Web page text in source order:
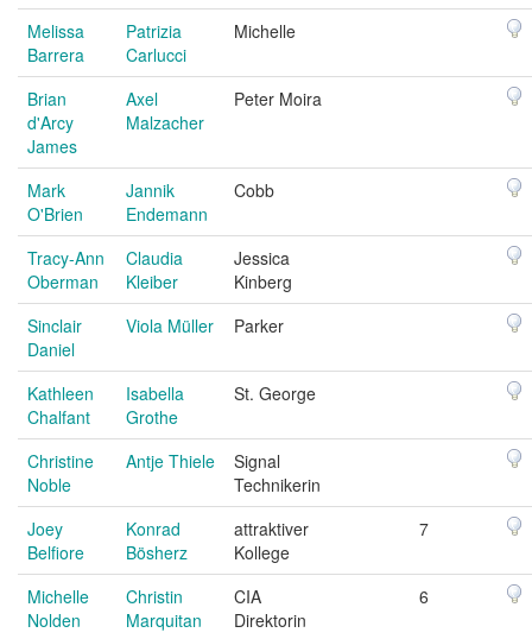
Melissa
Barrera
Patrizia
Carlucci
Michelle
Brian
d'Arcy
James
Axel
Malzacher
Peter Moira
Mark
O'Brien
Jannik
Endemann
Cobb
Tracy-Ann
Oberman
Claudia
Kleiber
Jessica
Kinberg
Sinclair
Daniel
Viola Müller Parker
Kathleen
Chalfant
Isabella
Grothe
St. George
Christine
Noble
Antje Thiele
Signal
Technikerin
Joey
Belfiore
Konrad
Bösherz
attraktiver
Kollege
7
Michelle
Nolden
Christin
Marquitan
CIA
Direktorin
6